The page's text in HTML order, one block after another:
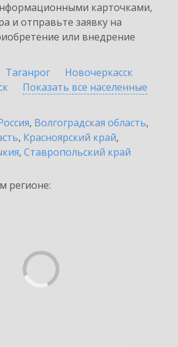
карточками,
и отправьте заявку на
или внедрение
Таганрог
Новочеркасск
Показать все населенные
, Волгоградская область,
, Красноярский край,
, Ставропольский край
регионе: